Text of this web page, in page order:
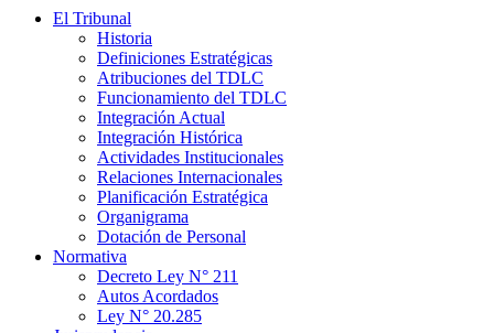
El Tribunal
Historia
Definiciones Estratégicas
Atribuciones del TDLC
Funcionamiento del TDLC
Integración Actual
Integración Histórica
Actividades Institucionales
Relaciones Internacionales
Planificación Estratégica
Organigrama
Dotación de Personal
Normativa
Decreto Ley N° 211
Autos Acordados
Ley N° 20.285